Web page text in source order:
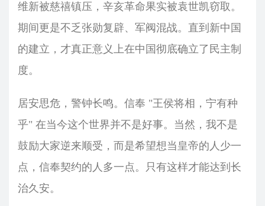
维新被慈禧镇压，辛亥革命果实被袁世凯窃取。
期间更是不乏张勋复辟、军阀混战。直到新中国
的建立，才真正意义上在中国彻底确立了民主制
度。
居安思危，警钟长鸣。信奉 "王侯将相，宁有种
乎" 在当今这个世界并不是好事。当然，我不是
鼓励大家逆来顺受，而是希望想当皇帝的人少一
点，信奉契约的人多一点。只有这样才能达到长
治久安。